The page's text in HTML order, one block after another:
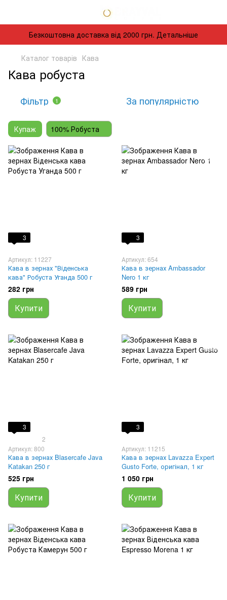
Безкоштовна доставка від 2000 грн. Детальніше
Каталог товарів Кава
Кава робуста
Фільтр 1 За популярністю
Купаж 100% Робуста
3
Артикул: 11227
Кава в зернах "Віденська
кава" Робуста Уганда 500 г
282 грн
Купити
3
Артикул: 654
Кава в зернах Ambassador
Nero 1 кг
589 грн
Купити
3
2
Артикул: 800
Кава в зернах Blasercafe Java
Katakan 250 г
525 грн
Купити
3
Артикул: 11215
Кава в зернах Lavazza Expert
Gusto Forte, оригінал, 1 кг
1 050 грн
Купити